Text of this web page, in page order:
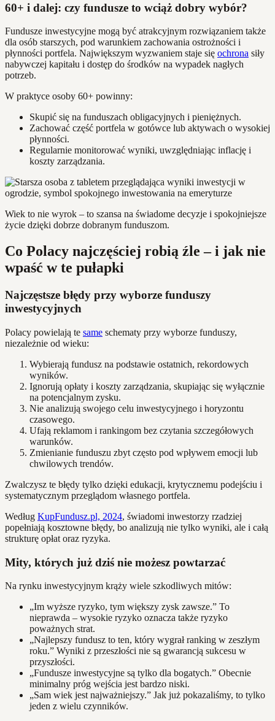
60+ i dalej: czy fundusze to wciąż dobry wybór?
Fundusze inwestycyjne mogą być atrakcyjnym rozwiązaniem także
dla osób starszych, pod warunkiem zachowania ostrożności i
płynności portfela. Największym wyzwaniem staje się ochrona siły
nabywczej kapitału i dostęp do środków na wypadek nagłych
potrzeb.
W praktyce osoby 60+ powinny:
Skupić się na funduszach obligacyjnych i pieniężnych.
Zachować część portfela w gotówce lub aktywach o wysokiej
płynności.
Regularnie monitorować wyniki, uwzględniając inflację i
koszty zarządzania.
Wiek to nie wyrok – to szansa na świadome decyzje i spokojniejsze
życie dzięki dobrze dobranym funduszom.
Co Polacy najczęściej robią źle – i jak nie
wpaść w te pułapki
Najczęstsze błędy przy wyborze funduszy
inwestycyjnych
Polacy powielają te same schematy przy wyborze funduszy,
niezależnie od wieku:
Wybierają fundusz na podstawie ostatnich, rekordowych
wyników.
Ignorują opłaty i koszty zarządzania, skupiając się wyłącznie
na potencjalnym zysku.
Nie analizują swojego celu inwestycyjnego i horyzontu
czasowego.
Ufają reklamom i rankingom bez czytania szczegółowych
warunków.
Zmienianie funduszu zbyt często pod wpływem emocji lub
chwilowych trendów.
Zwalczysz te błędy tylko dzięki edukacji, krytycznemu podejściu i
systematycznym przeglądom własnego portfela.
Według KupFundusz.pl, 2024, świadomi inwestorzy rzadziej
popełniają kosztowne błędy, bo analizują nie tylko wyniki, ale i całą
strukturę opłat oraz ryzyka.
Mity, których już dziś nie możesz powtarzać
Na rynku inwestycyjnym krąży wiele szkodliwych mitów:
„Im wyższe ryzyko, tym większy zysk zawsze.” To
nieprawda – wysokie ryzyko oznacza także ryzyko
poważnych strat.
„Najlepszy fundusz to ten, który wygrał ranking w zeszłym
roku.” Wyniki z przeszłości nie są gwarancją sukcesu w
przyszłości.
„Fundusze inwestycyjne są tylko dla bogatych.” Obecnie
minimalny próg wejścia jest bardzo niski.
„Sam wiek jest najważniejszy.” Jak już pokazaliśmy, to tylko
jeden z wielu czynników.